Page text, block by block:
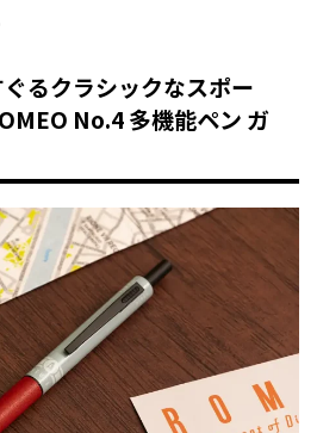
るクラシックなスポー
No.4 多機能ペン ガ